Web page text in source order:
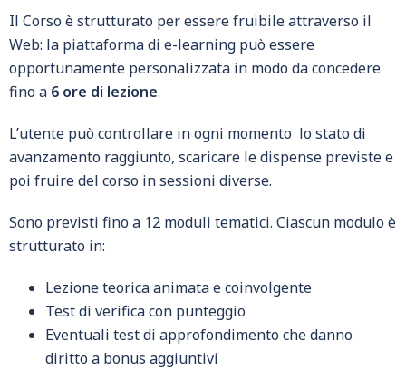
Il Corso è strutturato per essere fruibile attraverso il
Web: la piattaforma di e-learning può essere
opportunamente personalizzata in modo da concedere
fino a 6 ore di lezione.
L’utente può controllare in ogni momento lo stato di
avanzamento raggiunto, scaricare le dispense previste e
poi fruire del corso in sessioni diverse.
Sono previsti fino a 12 moduli tematici. Ciascun modulo è
strutturato in:
Lezione teorica animata e coinvolgente
Test di verifica con punteggio
Eventuali test di approfondimento che danno
diritto a bonus aggiuntivi